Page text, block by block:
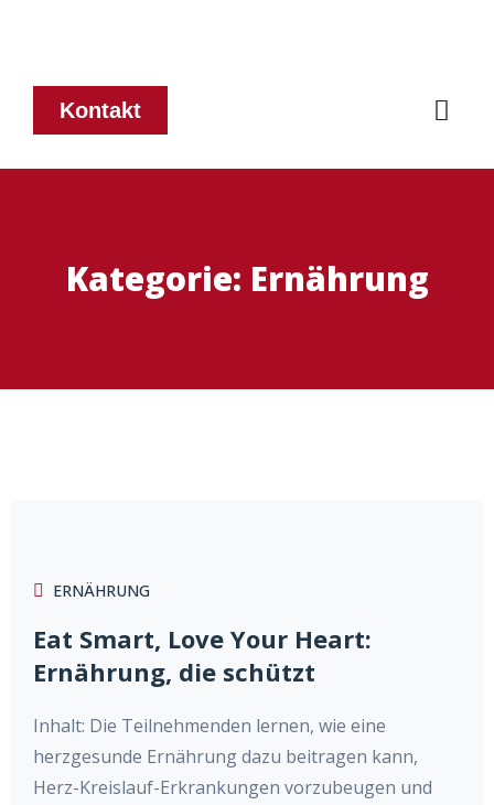
Kontakt
Kategorie: Ernährung
ERNÄHRUNG
Eat Smart, Love Your Heart:
Ernährung, die schützt
Inhalt: Die Teilnehmenden lernen, wie eine
herzgesunde Ernährung dazu beitragen kann,
Herz-Kreislauf-Erkrankungen vorzubeugen und